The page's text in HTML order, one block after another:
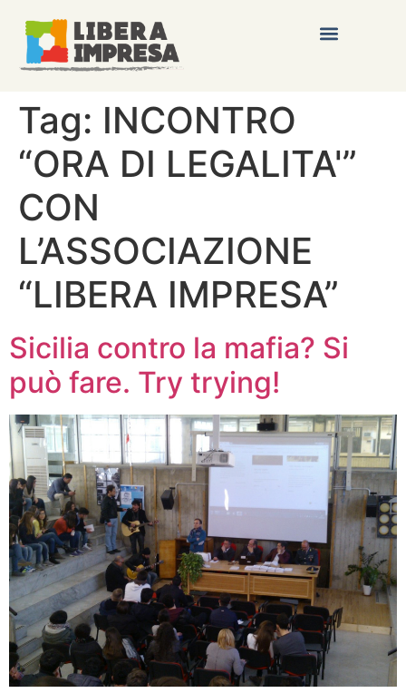
Tag: INCONTRO
“ORA DI LEGALITA'”
CON
L’ASSOCIAZIONE
“LIBERA IMPRESA”
Sicilia contro la mafia? Si
può fare. Try trying!